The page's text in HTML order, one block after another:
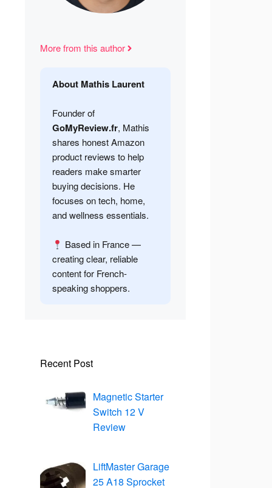
More from this author
About Mathis Laurent
Founder of
GoMyReview.fr, Mathis
shares honest Amazon
product reviews to help
readers make smarter
buying decisions. He
focuses on tech, home,
and wellness essentials.
Based in France —
creating clear, reliable
content for French-
speaking shoppers.
Recent Post
Magnetic Starter
Switch 12 V
Review
LiftMaster Garage
25 A18 Sprocket